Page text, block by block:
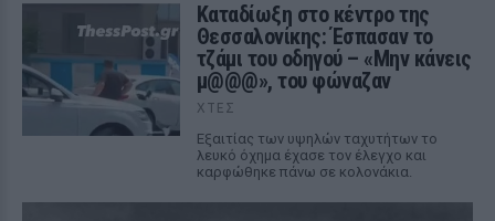
Καταδίωξη στο κέντρο της
Θεσσαλονίκης: Έσπασαν το
τζάμι του οδηγού – «Μην κάνεις
μ@@@», του φώναζαν
ΧΤΕΣ
Εξαιτίας των υψηλών ταχυτήτων το
λευκό όχημα έχασε τον έλεγχο και
καρφώθηκε πάνω σε κολονάκια.